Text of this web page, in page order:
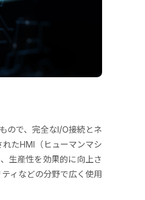
ので、完全なI/O接続とネ
たHMI（ヒューマンマシ
生産性を効果的に向上さ
ィなどの分野で広く使用